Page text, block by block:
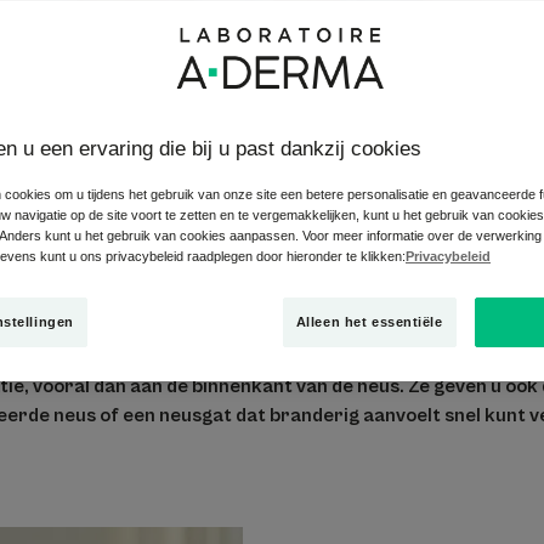
Wat zijn de symptomen van een geïrriteerde
rol in ons dagelijks leven!
dat we kunnen ademen en geuren kunnen waarnemen, het
Hij werkt als een filter en beschermt ons tegen
eens het ongemak van een geïrriteerde neus ervaren ...
experts uit wat de mogelijke oorzaken van neusirritatie
vooral dan aan de binnenkant van de neus. Ze geven u
neus of een neusgat dat branderig aanvoelt snel kunt
u een ervaring die bij u past dankzij cookies
cookies om u tijdens het gebruik van onze site een betere personalisatie en geavanceerde
navigatie op de site voort te zetten en te vergemakkelijken, kunt u het gebruik van
kunt u het gebruik van cookies aanpassen. Voor meer informatie over de
kunt u ons privacybeleid raadplegen door hieronder te klikken: Privacybeleid
Alleen het essentiële